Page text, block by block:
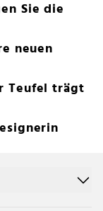
Sie die
neuen
Teufel trägt